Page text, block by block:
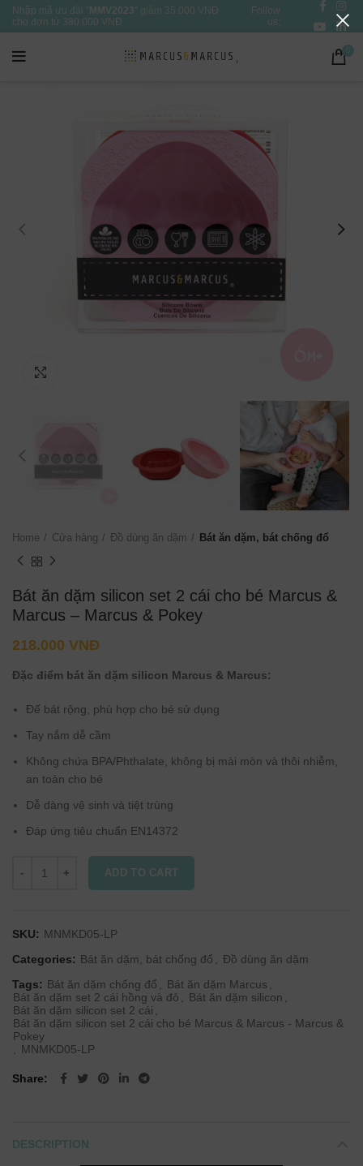
Nhập mã ưu đãi " MMV2023 " giảm 35.000 VNĐ
cho đơn từ 380.000 VNĐ
Follow
us:
Home Cửa hàng Đồ dùng ăn dặm Bát ăn dặm, bát chống đổ
Bát ăn dặm silicon set 2 cái cho bé Marcus &
Marcus – Marcus & Pokey
218.000 VNĐ
Đặc điểm bát ăn dặm silicon Marcus & Marcus:
Đế bát rộng, phù hợp cho bé sử dụng
Tay nắm dễ cầm
Không chứa BPA/Phthalate, không bị mài mòn và thôi nhiễm,
an toàn cho bé
Dễ dàng vệ sinh và tiệt trùng
Đáp ứng tiêu chuẩn EN14372
ADD TO CART
SKU: MNMKD05-LP
Categories: Bát ăn dặm, bát chống đổ , Đồ dùng ăn dặm
Tags: Bát ăn dặm chống đổ , Bát ăn dặm Marcus ,
Bát ăn dặm set 2 cái hồng và đỏ , Bát ăn dặm silicon ,
Bát ăn dặm silicon set 2 cái ,
Bát ăn dặm silicon set 2 cái cho bé Marcus & Marcus - Marcus &
Pokey
, MNMKD05-LP
Share
DESCRIPTION